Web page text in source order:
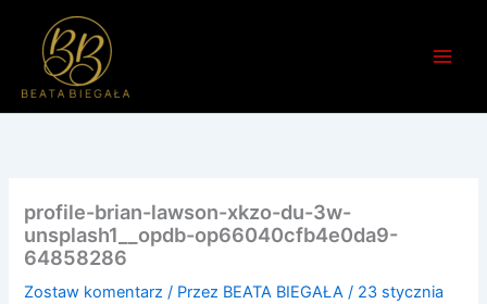
profile-brian-lawson-xkzo-du-3w-
unsplash1__opdb-op66040cfb4e0da9-
64858286
Zostaw komentarz / Przez BEATA BIEGAŁA/ 23 stycznia